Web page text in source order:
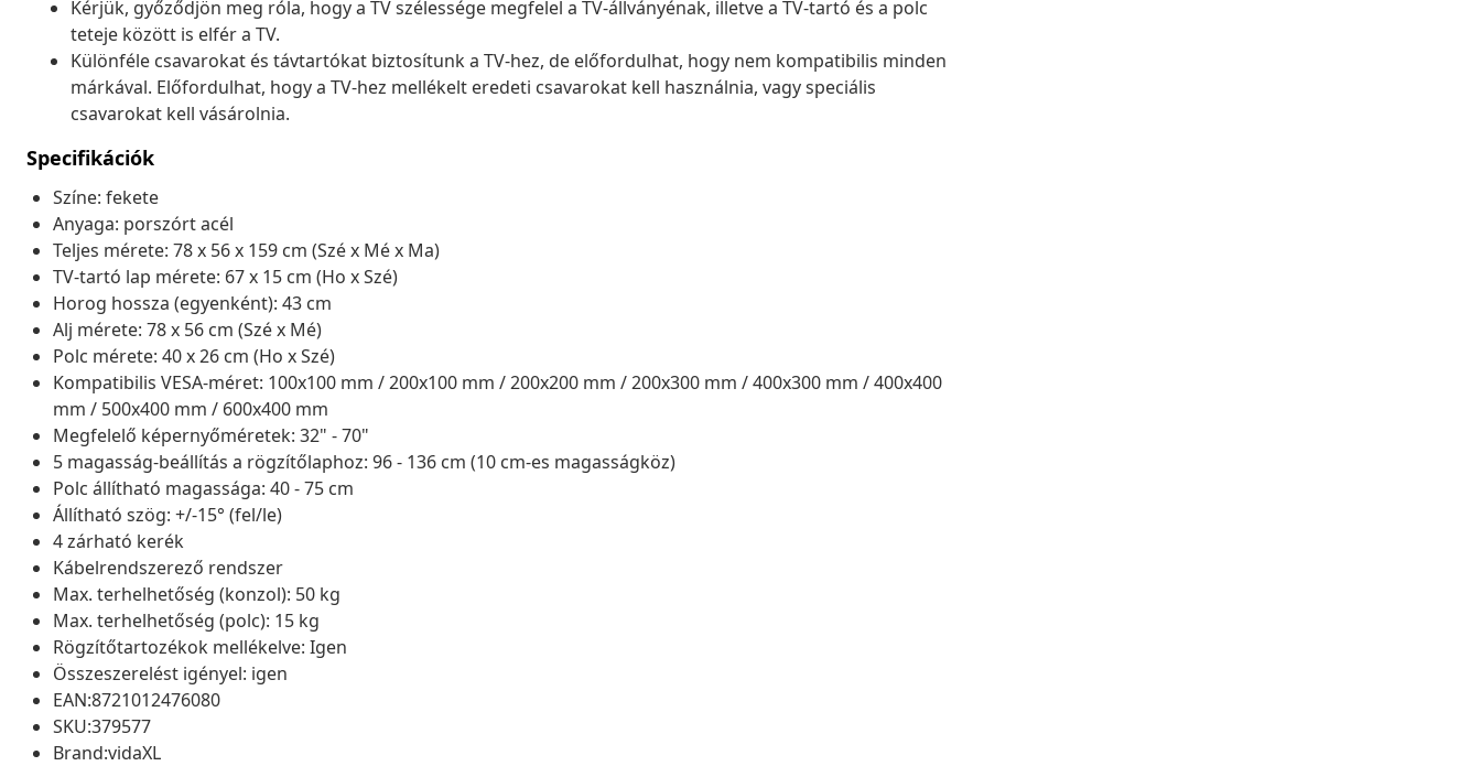
Kérjük, győződjön meg róla, hogy a TV szélessége megfelel a TV-állványénak, illetve a TV-tartó és a polc
teteje között is elfér a TV.
Különféle csavarokat és távtartókat biztosítunk a TV-hez, de előfordulhat, hogy nem kompatibilis minden
márkával. Előfordulhat, hogy a TV-hez mellékelt eredeti csavarokat kell használnia, vagy speciális
csavarokat kell vásárolnia.
Specifikációk
Színe: fekete
Anyaga: porszórt acél
Teljes mérete: 78 x 56 x 159 cm (Szé x Mé x Ma)
TV-tartó lap mérete: 67 x 15 cm (Ho x Szé)
Horog hossza (egyenként): 43 cm
Alj mérete: 78 x 56 cm (Szé x Mé)
Polc mérete: 40 x 26 cm (Ho x Szé)
Kompatibilis VESA-méret: 100x100 mm / 200x100 mm / 200x200 mm / 200x300 mm / 400x300 mm / 400x400
mm / 500x400 mm / 600x400 mm
Megfelelő képernyőméretek: 32" - 70"
5 magasság-beállítás a rögzítőlaphoz: 96 - 136 cm (10 cm-es magasságköz)
Polc állítható magassága: 40 - 75 cm
Állítható szög: +/-15° (fel/le)
4 zárható kerék
Kábelrendszerező rendszer
Max. terhelhetőség (konzol): 50 kg
Max. terhelhetőség (polc): 15 kg
Rögzítőtartozékok mellékelve: Igen
Összeszerelést igényel: igen
EAN:8721012476080
SKU:379577
Brand:vidaXL